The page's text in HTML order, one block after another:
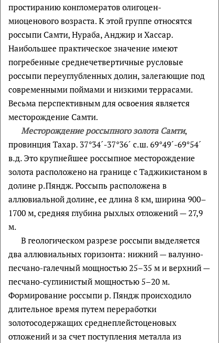
простиранию конгломератов олигоцен-
миоценового возраста. К этой группе относятся
россыпи Самти, Нураба, Анджир и Хассар.
Наибольшее практическое значение имеют
погребенные среднечетвертичные русловые
россыпи переуглубленных долин, залегающие под
современными поймами и низкими террасами.
Весьма перспективным для освоения является
месторождение Самти.
Месторождение россыпного золота Самти,
провинция Тахар. 37°34´-37°36´ с.ш. 69°49´-69°54´
в.д. Это крупнейшее россыпное месторождение
золота расположено на границе с Таджикистаном в
долине р.Пяндж. Россыпь расположена в
аллювиальной долине, ее длина 8 км, ширина 900–
1700 м, средняя глубина рыхлых отложений — 27,9
м.
В геологическом разрезе россыпи выделяется
два аллювиальных горизонта: нижний — валунно-
песчано-галечный мощностью 25–35 м и верхний —
песчано-суглинистый мощностью 5–20 м.
Формирование россыпи р. Пяндж происходило
длительное время путем переработки
золотосодержащих среднеплейстоценовых
отложений и за счет поступления металла из